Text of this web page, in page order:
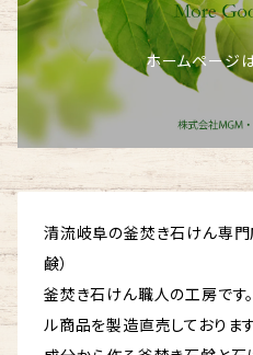
ホームページ
清流岐阜の釜焚き石けん専門
鹸）
釜焚き石けん職人の工房です
ル商品を製造直売しておりま